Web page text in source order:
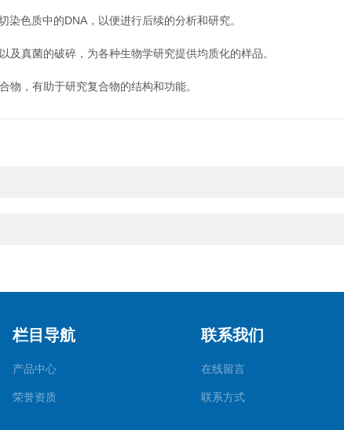
色质中的DNA，以便进行后续的分析和研究。
真菌的破碎，为各种生物学研究提供均质化的样品。
，有助于研究复合物的结构和功能。
栏目导航
产品中心
荣誉资质
联系我们
在线留言
联系方式